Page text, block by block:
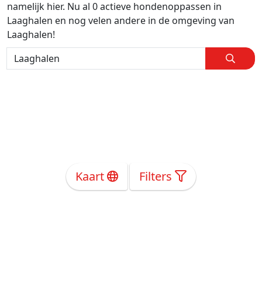
namelijk hier. Nu al 0 actieve hondenoppassen in
Laaghalen en nog velen andere in de omgeving van
Laaghalen!
Kaart Filters